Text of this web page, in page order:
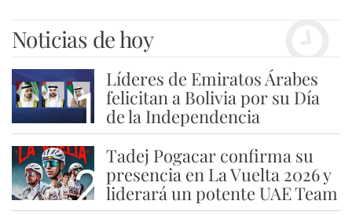
Noticias de hoy
1
Líderes de Emiratos Árabes
felicitan a Bolivia por su Día
de la Independencia
2
Tadej Pogacar confirma su
presencia en La Vuelta 2026 y
liderará un potente UAE Team